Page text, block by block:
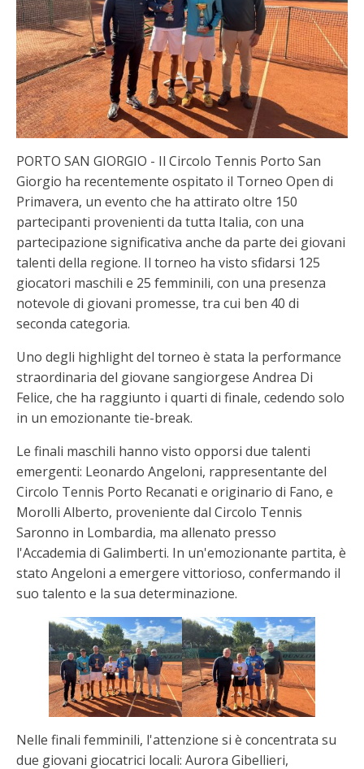
PORTO SAN GIORGIO - Il Circolo Tennis Porto San
Giorgio ha recentemente ospitato il Torneo Open di
Primavera, un evento che ha attirato oltre 150
partecipanti provenienti da tutta Italia, con una
partecipazione significativa anche da parte dei giovani
talenti della regione. Il torneo ha visto sfidarsi 125
giocatori maschili e 25 femminili, con una presenza
notevole di giovani promesse, tra cui ben 40 di
seconda categoria.
Uno degli highlight del torneo è stata la performance
straordinaria del giovane sangiorgese Andrea Di
Felice, che ha raggiunto i quarti di finale, cedendo solo
in un emozionante tie-break.
Le finali maschili hanno visto opporsi due talenti
emergenti: Leonardo Angeloni, rappresentante del
Circolo Tennis Porto Recanati e originario di Fano, e
Morolli Alberto, proveniente dal Circolo Tennis
Saronno in Lombardia, ma allenato presso
l'Accademia di Galimberti. In un'emozionante partita, è
stato Angeloni a emergere vittorioso, confermando il
suo talento e la sua determinazione.
Nelle finali femminili, l'attenzione si è concentrata su
due giovani giocatrici locali: Aurora Gibellieri,